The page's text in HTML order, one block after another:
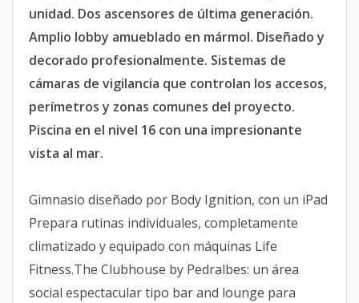
unidad. Dos ascensores de última generación.
Amplio lobby amueblado en mármol. Diseñado y
decorado profesionalmente. Sistemas de
cámaras de vigilancia que controlan los accesos,
perímetros y zonas comunes del proyecto.
Piscina en el nivel 16 con una impresionante
vista al mar.
Gimnasio diseñado por Body Ignition, con un iPad
Prepara rutinas individuales, completamente
climatizado y equipado con máquinas Life
Fitness.The Clubhouse by Pedralbes: un área
social espectacular tipo bar and lounge para